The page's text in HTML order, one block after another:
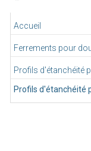
Accueil
Ferrements pour
Profils d'étanchéité
Profils d'étanchéité